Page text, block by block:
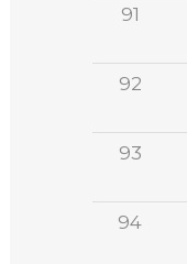
91
92
93
94